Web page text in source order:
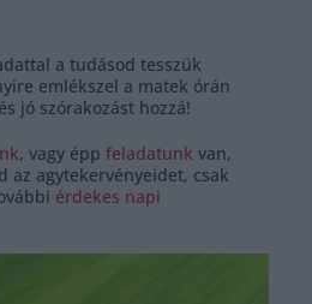
a tudásod tesszük
emlékszel a matek órán
jó szórakozást hozzá!
, vagy épp feladatunk van,
az agytekervényeidet, csak
érdekes napi